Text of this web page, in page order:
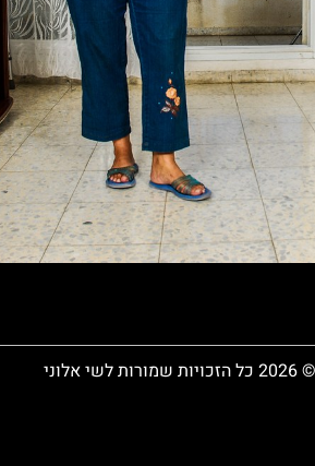
© 2026 כל הזכויות שמורות לשי אלוני